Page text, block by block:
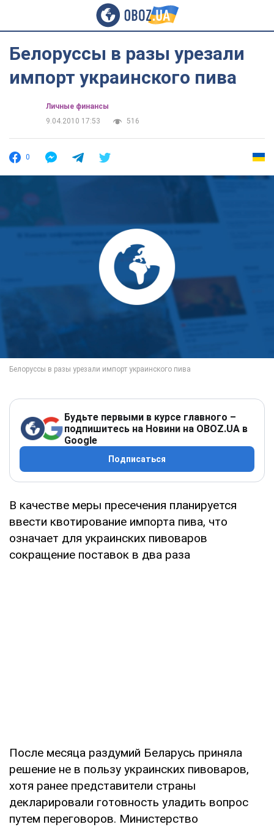
Белоруссы в разы урезали
импорт украинского пива
Личные финансы
9.04.2010 17:53
516
0
Будьте первыми в курсе главного –
подпишитесь на Новини на OBOZ.UA в
Google
Подписаться
В качестве меры пресечения планируется
ввести квотирование импорта пива, что
означает для украинских пивоваров
сокращение поставок в два раза
После месяца раздумий Беларусь приняла
решение не в пользу украинских пивоваров,
хотя ранее представители страны
декларировали готовность уладить вопрос
путем переговоров. Министерство